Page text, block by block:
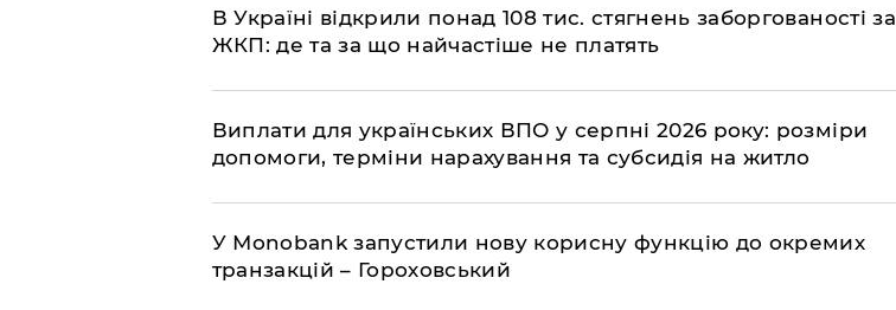
В Україні відкрили понад 108 тис. стягнень заборгованості за
ЖКП: де та за що найчастіше не платять
Виплати для українських ВПО у серпні 2026 року: розміри
допомоги, терміни нарахування та субсидія на житло
У Мonobank запустили нову корисну функцію до окремих
транзакцій – Гороховський